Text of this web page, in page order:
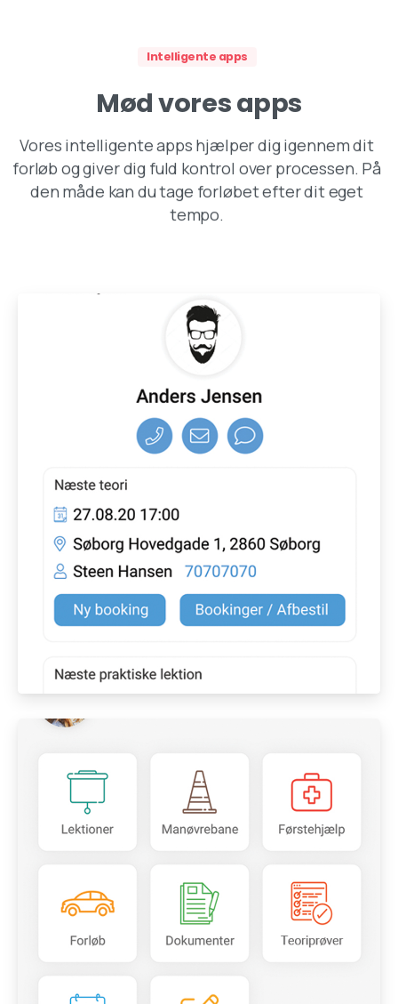
Intelligente apps
Mødvoresapps
Vores intelligente apps hjælper dig igennem dit
forløb og giver dig fuld kontrol over processen. På
den måde kan du tage forløbet efter dit eget
tempo.